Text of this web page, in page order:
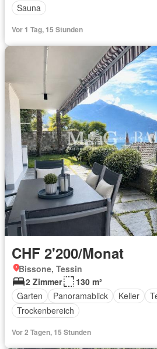
Sauna
Vor 1 Tag, 15 Stunden
CHF 2'200/Monat
Bissone, Tessin
2 Zimmer
130 m²
Garten
Panoramablick Keller
Trockenbereich
Vor 2 Tagen, 15 Stunden